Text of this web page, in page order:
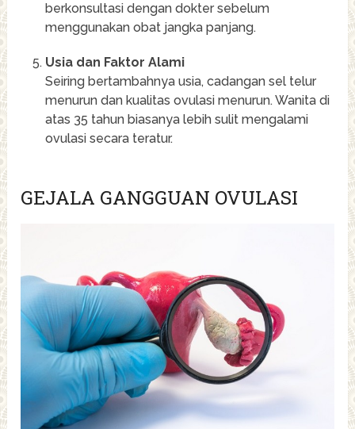
berkonsultasi dengan dokter sebelum
menggunakan obat jangka panjang.
Usia dan Faktor Alami
Seiring bertambahnya usia, cadangan sel telur
menurun dan kualitas ovulasi menurun. Wanita di
atas 35 tahun biasanya lebih sulit mengalami
ovulasi secara teratur.
GEJALA GANGGUAN OVULASI